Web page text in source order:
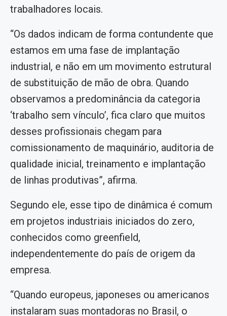
trabalhadores locais.
“Os dados indicam de forma contundente que
estamos em uma fase de implantação
industrial, e não em um movimento estrutural
de substituição de mão de obra. Quando
observamos a predominância da categoria
‘trabalho sem vínculo’, fica claro que muitos
desses profissionais chegam para
comissionamento de maquinário, auditoria de
qualidade inicial, treinamento e implantação
de linhas produtivas”, afirma.
Segundo ele, esse tipo de dinâmica é comum
em projetos industriais iniciados do zero,
conhecidos como greenfield,
independentemente do país de origem da
empresa.
“Quando europeus, japoneses ou americanos
instalaram suas montadoras no Brasil, o